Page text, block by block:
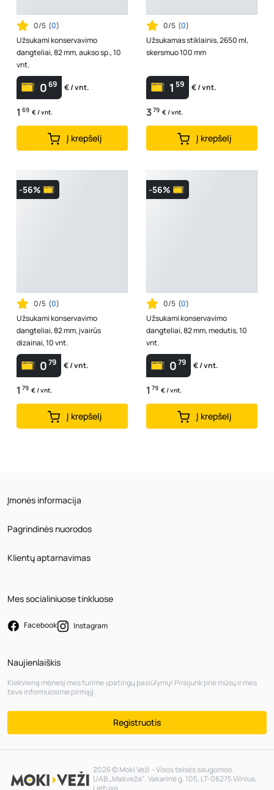
0/5 (0)
Užsukami konservavimo
dangteliai, 82 mm, aukso sp., 10
vnt.
069 € / vnt.
1 69 € / vnt.
Į krepšelį
0/5 (0)
Užsukamas stiklainis, 2650 ml,
skersmuo 100 mm
1 59 € / vnt.
379 € / vnt.
Į krepšelį
-56%
0/5 (0)
Užsukami konservavimo
dangteliai, 82 mm, įvairūs
dizainai, 10 vnt.
079 € / vnt.
1 79 € / vnt.
Į krepšelį
-56%
0/5 (0)
Užsukami konservavimo
dangteliai, 82 mm, medutis, 10
vnt.
079 € / vnt.
1 79 € / vnt.
Į krepšelį
Įmonės informacija
Pagrindinės nuorodos
Klientų aptarnavimas
Mes socialiniuose tinkluose
Facebook Instagram
Naujienlaiškis
Kiekvieną mėnesį mes turime ypatingų pasiūlymų! Prisijunk prie mūsų ir mes
tave informuosime pirmąjį.
Registruotis
2026 © Moki Veži – Visos teisės saugomos.
UAB „Makveža“. Vakarinė g. 105, LT-06275 Vilnius,
Lietuva